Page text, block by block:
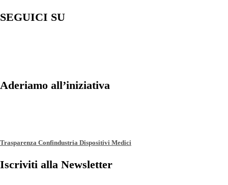
SEGUICI SU
Aderiamo all’iniziativa
Trasparenza Confindustria Dispositivi Medici
Iscriviti alla Newsletter